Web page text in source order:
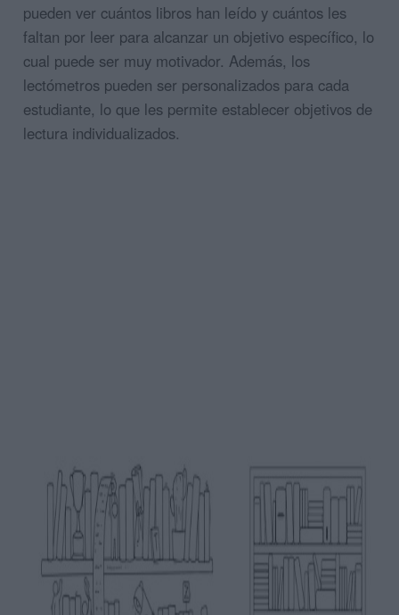
pueden ver cuántos libros han leído y cuántos les
faltan por leer para alcanzar un objetivo específico, lo
cual puede ser muy motivador. Además, los
lectómetros pueden ser personalizados para cada
estudiante, lo que les permite establecer objetivos de
lectura individualizados.